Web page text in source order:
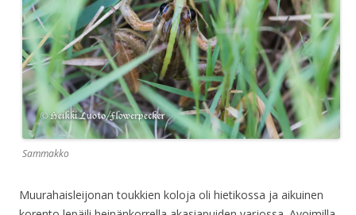
Sammakko
Muurahaisleijonan toukkien koloja oli hietikossa ja aikuinen